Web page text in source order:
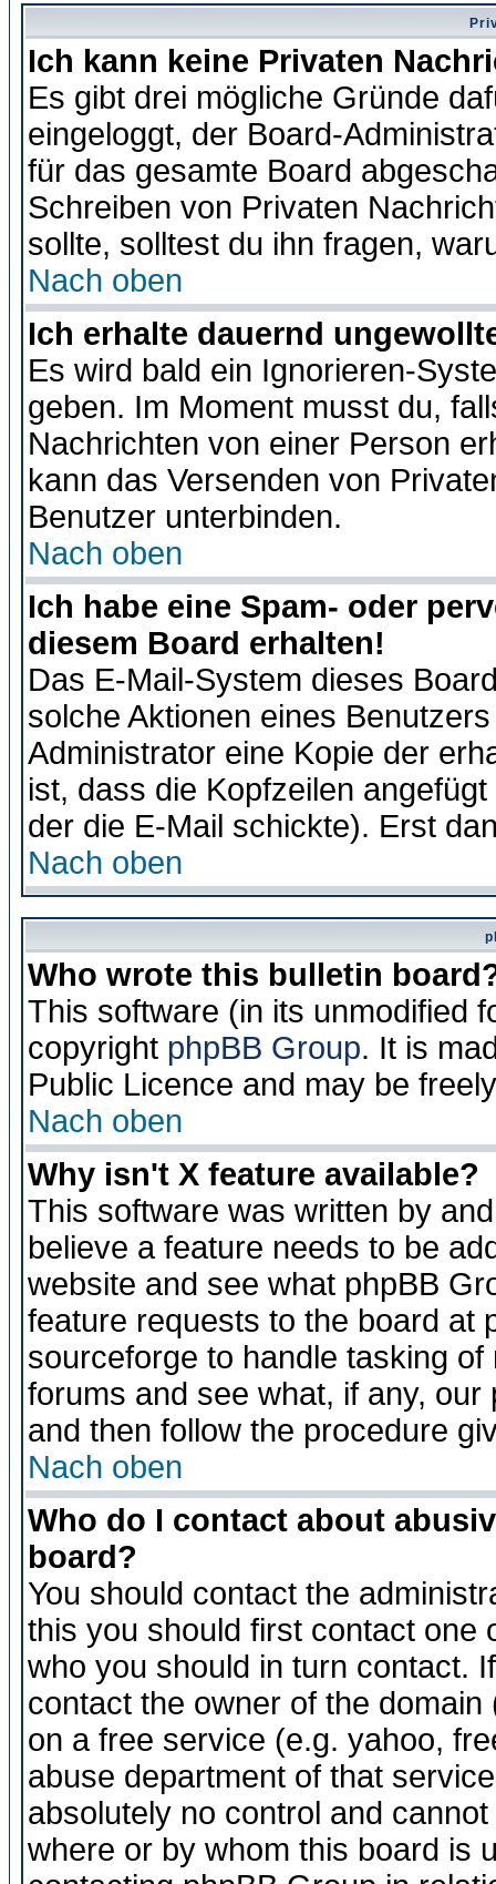
Ich kann keine Privaten
Es gibt drei mögliche Gründe
eingeloggt, der Board-
für das gesamte Board
Schreiben von Privaten
sollte, solltest du ihn fragen,
Nach oben
Ich erhalte dauernd
Es wird bald ein Ignorieren-
geben. Im Moment musst du,
Nachrichten von einer Person
kann das Versenden von
Benutzer unterbinden.
Nach oben
Ich habe eine Spam- oder
diesem Board erhalten!
Das E-Mail-System dieses
solche Aktionen eines
Administrator eine Kopie der
ist, dass die Kopfzeilen
der die E-Mail schickte). Erst
Nach oben
Who wrote this bulletin
This software (in its unmodified
copyright phpBB Group. It is
Public Licence and may be
Nach oben
Why isn't X feature available?
This software was written by
believe a feature needs to be
website and see what phpBB
feature requests to the board at
sourceforge to handle tasking
forums and see what, if any,
and then follow the procedure
Nach oben
Who do I contact about
board?
You should contact the
this you should first contact one
who you should in turn contact.
contact the owner of the
on a free service (e.g. yahoo,
abuse department of that
absolutely no control and
where or by whom this board is